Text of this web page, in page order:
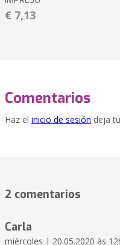
€ 7,13
Comentarios
Haz el inicio de sesión deja
2 comentarios
Carla
miércoles | 20.05.2020 às